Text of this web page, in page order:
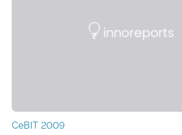
CeBIT 2009